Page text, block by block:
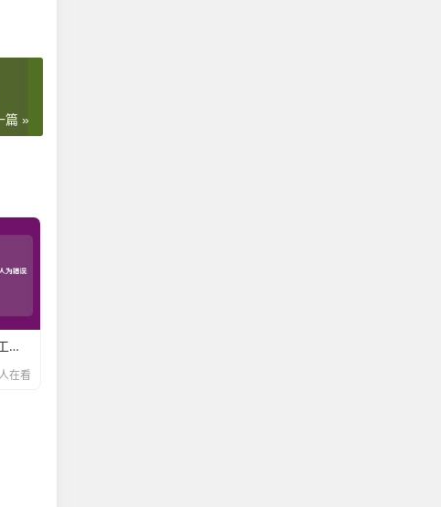
篇 »
智能质检系统，提高工作效率，减少人为错误
在看